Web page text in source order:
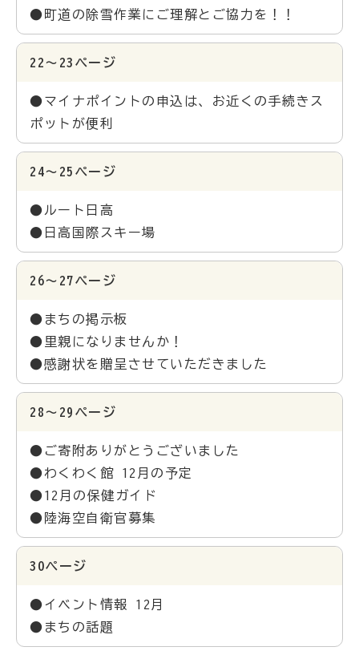
●町道の除雪作業にご理解とご協力を！！
22～23ページ
●マイナポイントの申込は、お近くの手続きス
ポットが便利
24～25ページ
●ルート日高
●日高国際スキー場
26～27ページ
●まちの掲示板
●里親になりませんか！
●感謝状を贈呈させていただきました
28～29ページ
●ご寄附ありがとうございました
●わくわく館 12月の予定
●12月の保健ガイド
●陸海空自衛官募集
30ページ
●イベント情報 12月
●まちの話題